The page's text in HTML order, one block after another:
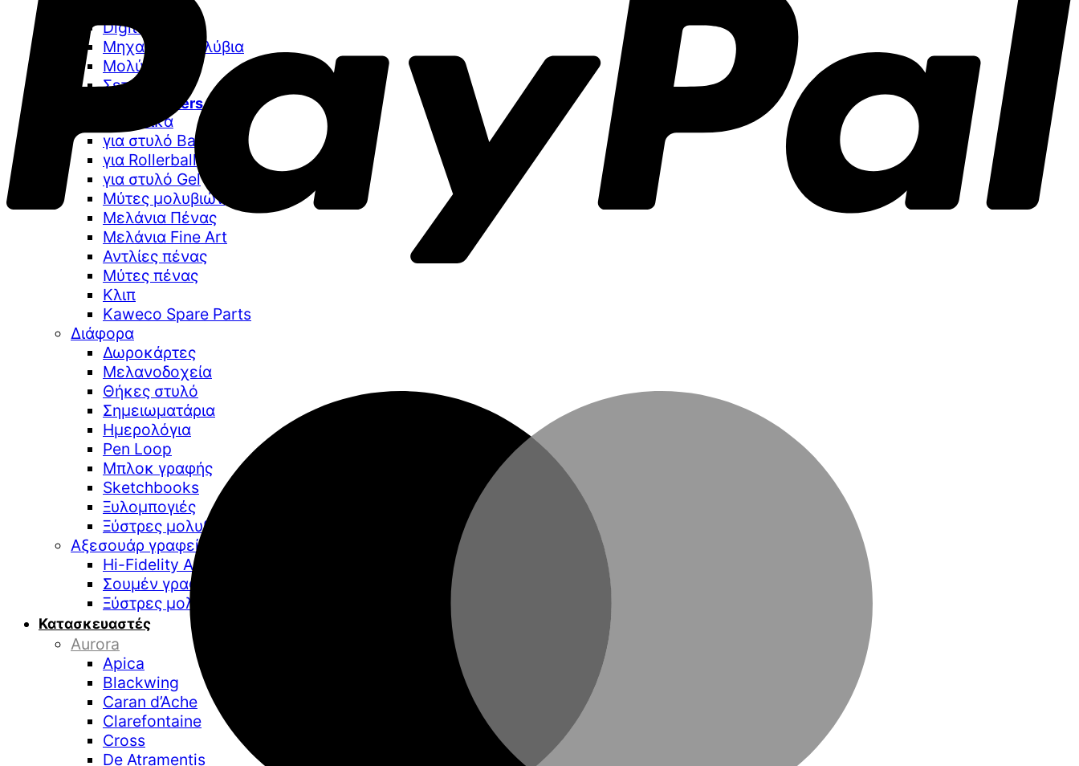
Digital Writing
Μηχανικά Μολύβια
Μολύβια
Σετ δώρου
Special Offers
Ανταλλακτικά
για στυλό Ballpoint
για Rollerball
για στυλό Gel
Μύτες μολυβιών
Μελάνια Πένας
Μελάνια Fine Art
Αντλίες πένας
Μύτες πένας
Κλιπ
Kaweco Spare Parts
Διάφορα
Δωροκάρτες
Μελανοδοχεία
Θήκες στυλό
Σημειωματάρια
Ημερολόγια
Pen Loop
Μπλοκ γραφής
Sketchbooks
Ξυλομπογιές
Ξύστρες μολυβιών
Αξεσουάρ γραφείου
Hi-Fidelity Audio
Σουμέν γραφείου
Ξύστρες μολυβιών επιτραπέζιες
Κατασκευαστές
Aurora
Apica
Blackwing
Caran d’Ache
Clarefontaine
Cross
De Atramentis